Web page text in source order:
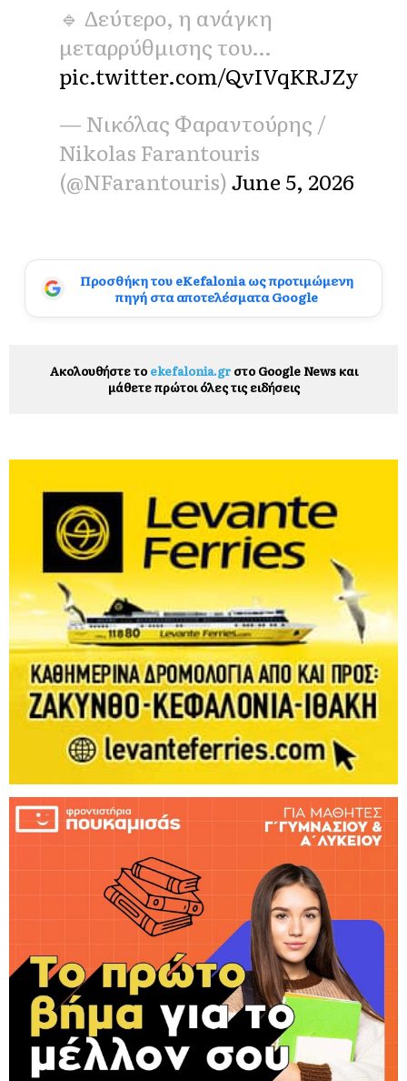
🔹 Δεύτερο, η ανάγκη
μεταρρύθμισης του…
pic.twitter.com/QvIVqKRJZy
— Νικόλας Φαραντούρης /
Nikolas Farantouris
(@NFarantouris)June 5, 2026
Προσθήκη του eKefalonia ως προτιμώμενη
πηγή στα αποτελέσματα Google
Ακολουθήστε το ekefalonia.grστο Google News και
μάθετε πρώτοι όλες τις ειδήσεις